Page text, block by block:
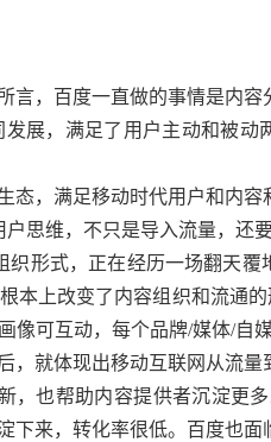
言，百度一直做的事情是内
展，满足了用户主动和被动
态，满足移动时代用户和内
思维，不只是导入流量，还
形式，正在经历一场翻天覆
本上改变了内容组织和流通
可互动，每个品牌/媒体/自
，就体现出移动互联网从流
，也帮助内容提供者沉淀更
来，转化率很低。百度也面